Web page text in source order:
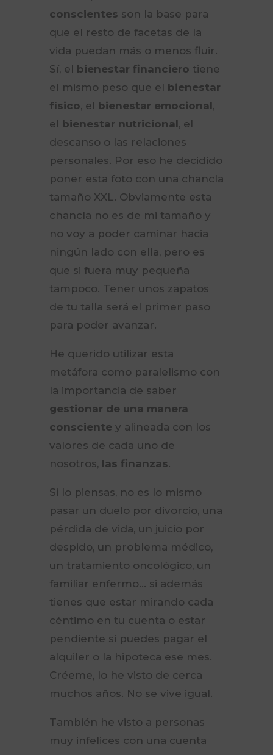
conscientes son la base para
que el resto de facetas de la
vida puedan más o menos fluir.
Sí, el bienestar financiero tiene
el mismo peso que el bienestar
físico, el bienestar emocional,
el bienestar nutricional, el
descanso o las relaciones
personales. Por eso he decidido
poner esta foto con una chancla
tamaño XXL. Obviamente esta
chancla no es de mi tamaño y
no voy a poder caminar hacia
ningún lado con ella, pero es
que si fuera muy pequeña
tampoco. Tener unos zapatos
de tu talla será el primer paso
para poder avanzar.
He querido utilizar esta
metáfora como paralelismo con
la importancia de saber
gestionar de una manera
consciente y alineada con los
valores de cada uno de
nosotros, las finanzas.
Si lo piensas, no es lo mismo
pasar un duelo por divorcio, una
pérdida de vida, un juicio por
despido, un problema médico,
un tratamiento oncológico, un
familiar enfermo… si además
tienes que estar mirando cada
céntimo en tu cuenta o estar
pendiente si puedes pagar el
alquiler o la hipoteca ese mes.
Créeme, lo he visto de cerca
muchos años. No se vive igual.
También he visto a personas
muy infelices con una cuenta